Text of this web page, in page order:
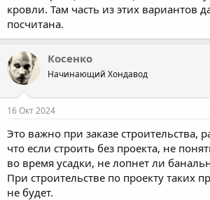
кровли. Там часть из этих вариантов
посчитана.
Косенко
Начинающий Хондавод
16 Окт 2024
Это важно при заказе строительства,
что если строить без проекта, не
во время усадки, не лопнет ли
При строительстве по проекту таких
не будет.